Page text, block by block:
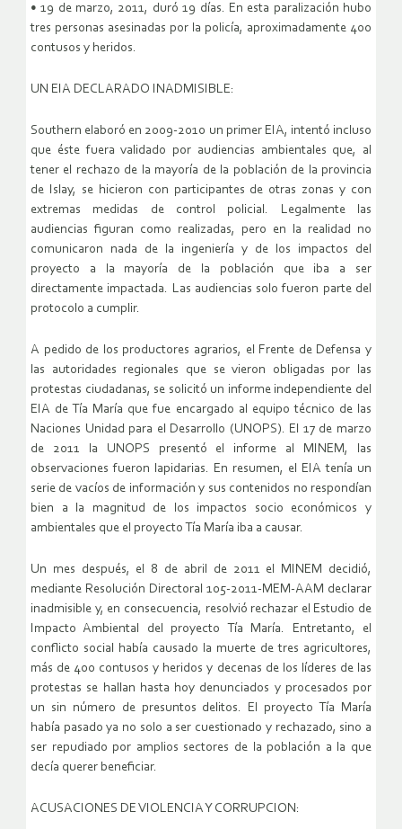
• 19 de marzo, 2011, duró 19 días. En esta paralización hubo
tres personas asesinadas por la policía, aproximadamente 400
contusos y heridos.
UN EIA DECLARADO INADMISIBLE:
Southern elaboró en 2009-2010 un primer EIA, intentó incluso
que éste fuera validado por audiencias ambientales que, al
tener el rechazo de la mayoría de la población de la provincia
de Islay, se hicieron con participantes de otras zonas y con
extremas medidas de control policial. Legalmente las
audiencias figuran como realizadas, pero en la realidad no
comunicaron nada de la ingeniería y de los impactos del
proyecto a la mayoría de la población que iba a ser
directamente impactada. Las audiencias solo fueron parte del
protocolo a cumplir.
A pedido de los productores agrarios, el Frente de Defensa y
las autoridades regionales que se vieron obligadas por las
protestas ciudadanas, se solicitó un informe independiente del
EIA de Tía María que fue encargado al equipo técnico de las
Naciones Unidad para el Desarrollo (UNOPS). El 17 de marzo
de 2011 la UNOPS presentó el informe al MINEM, las
observaciones fueron lapidarias. En resumen, el EIA tenía un
serie de vacíos de información y sus contenidos no respondían
bien a la magnitud de los impactos socio económicos y
ambientales que el proyecto Tía María iba a causar.
Un mes después, el 8 de abril de 2011 el MINEM decidió,
mediante Resolución Directoral 105-2011-MEM-AAM declarar
inadmisible y, en consecuencia, resolvió rechazar el Estudio de
Impacto Ambiental del proyecto Tía María. Entretanto, el
conflicto social había causado la muerte de tres agricultores,
más de 400 contusos y heridos y decenas de los líderes de las
protestas se hallan hasta hoy denunciados y procesados por
un sin número de presuntos delitos. El proyecto Tía María
había pasado ya no solo a ser cuestionado y rechazado, sino a
ser repudiado por amplios sectores de la población a la que
decía querer beneficiar.
ACUSACIONES DE VIOLENCIA Y CORRUPCION: